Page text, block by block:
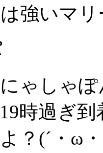
強いマ
ゃしゃ
時過ぎ
？(´・ω